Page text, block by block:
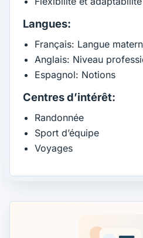
Langues:
Français: Langue
Anglais: Niveau
Espagnol: Notions
Centres d’intérêt:
Randonnée
Sport d’équipe
Voyages